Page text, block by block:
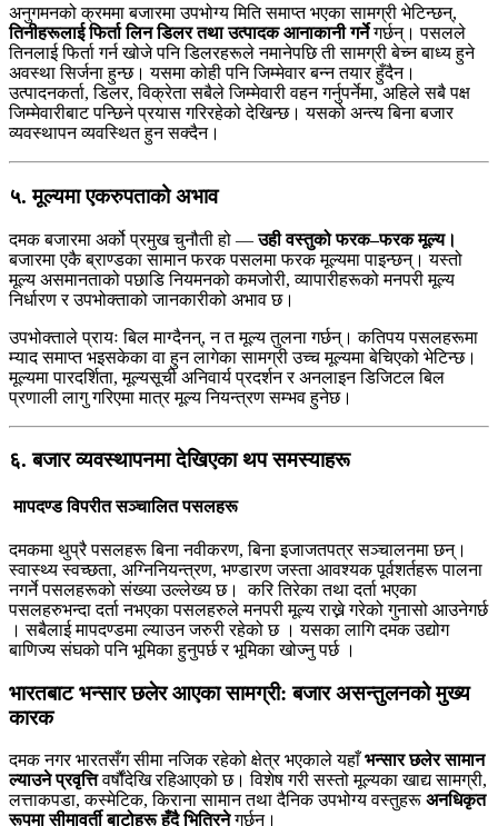
अनुगमनको क्रममा बजारमा उपभोग्य मिति समाप्त भएका सामग्री भेटिन्छन्,
तिनीहरूलाई फिर्ता लिन डिलर तथा उत्पादक आनाकानी गर्नेगर्छन्। पसलले
तिनलाई फिर्ता गर्न खोजे पनि डिलरहरूले नमानेपछि ती सामग्री बेच्न बाध्य हुने
अवस्था सिर्जना हुन्छ। यसमा कोही पनि जिम्मेवार बन्न तयार हुँदैन।
उत्पादनकर्ता, डिलर, विक्रेता सबैले जिम्मेवारी वहन गर्नुपर्नेमा, अहिले सबै पक्ष
जिम्मेवारीबाट पन्छिने प्रयास गरिरहेको देखिन्छ। यसको अन्त्य बिना बजार
व्यवस्थापन व्यवस्थित हुन सक्दैन।
५. मूल्यमा एकरुपताको अभाव
दमक बजारमा अर्को प्रमुख चुनौती हो —उही वस्तुको फरक–फरक मूल्य।
बजारमा एकै ब्राण्डका सामान फरक पसलमा फरक मूल्यमा पाइन्छन्। यस्तो
मूल्य असमानताको पछाडि नियमनको कमजोरी, व्यापारीहरूको मनपरी मूल्य
निर्धारण र उपभोक्ताको जानकारीको अभाव छ।
उपभोक्ताले प्रायः बिल माग्दैनन्, न त मूल्य तुलना गर्छन्। कतिपय पसलहरूमा
म्याद समाप्त भइसकेका वा हुन लागेका सामग्री उच्च मूल्यमा बेचिएको भेटिन्छ।
मूल्यमा पारदर्शिता, मूल्यसूची अनिवार्य प्रदर्शन र अनलाइन डिजिटल बिल
प्रणाली लागु गरिएमा मात्र मूल्य नियन्त्रण सम्भव हुनेछ।
६. बजार व्यवस्थापनमा देखिएका थप समस्याहरू
मापदण्ड विपरीत सञ्चालित पसलहरू
दमकमा थुप्रै पसलहरू बिना नवीकरण, बिना इजाजतपत्र सञ्चालनमा छन्।
स्वास्थ्य स्वच्छता, अग्निनियन्त्रण, भण्डारण जस्ता आवश्यक पूर्वशर्तहरू पालना
नगर्ने पसलहरूको संख्या उल्लेख्य छ। करि तिरेका तथा दर्ता भएका
पसलहरुभन्दा दर्ता नभएका पसलहरुले मनपरी मूल्य राख्ने गरेको गुनासो आउनेगर्छ
। सबैलाई मापदण्डमा ल्याउन जरुरी रहेको छ । यसका लागि दमक उद्योग
बाणिज्य संघको पनि भूमिका हुनुपर्छ र भूमिका खोज्नु पर्छ ।
भारतबाट भन्सार छलेर आएका सामग्री: बजार असन्तुलनको मुख्य
कारक
दमक नगर भारतसँग सीमा नजिक रहेको क्षेत्र भएकाले यहाँभन्सार छलेर सामान
ल्याउने प्रवृत्तिवर्षौंदेखि रहिआएको छ। विशेष गरी सस्तो मूल्यका खाद्य सामग्री,
लत्ताकपडा, कस्मेटिक, किराना सामान तथा दैनिक उपभोग्य वस्तुहरू अनधिकृत
रूपमा सीमावर्ती बाटोहरू हुँदै भित्रिनेगर्छन्।